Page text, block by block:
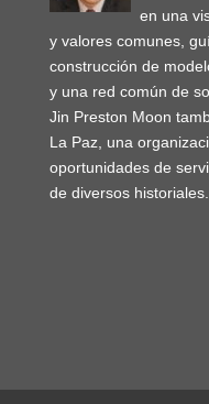
en una
y valores comunes,
construcción de
y una red común de
Jin Preston Moon
La Paz, una
oportunidades de
de diversos historiales.